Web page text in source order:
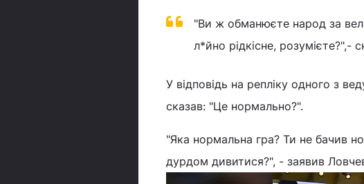
"Ви ж обманюєте народ за
л*йно рідкісне, розумієте?",-
У відповідь на репліку одного з
сказав: "Це нормально?".
"Яка нормальна гра? Ти не бачив
дурдом дивитися?", - заявив